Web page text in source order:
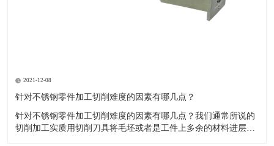
2021-12-08
针对不锈钢零件加工切削难度的因素有哪几点？
针对不锈钢零件加工切削难度的因素有哪几点？我们通常所说的
切削加工实质用切削刀具将毛坯或者是工件上多余的材料进层进